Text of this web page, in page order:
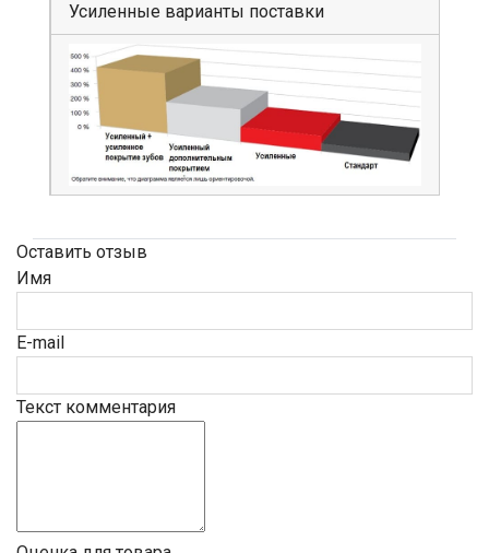
Усиленные варианты поставки
Оставить отзыв
Имя
E-mail
Текст комментария